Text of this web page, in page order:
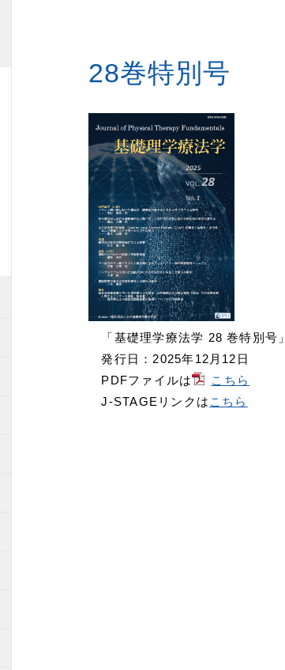
28巻特別号
「基礎理学療法学 28 巻特別号」
発行日：2025年12月12日
PDFファイルは
こちら
J-STAGEリンクは こちら